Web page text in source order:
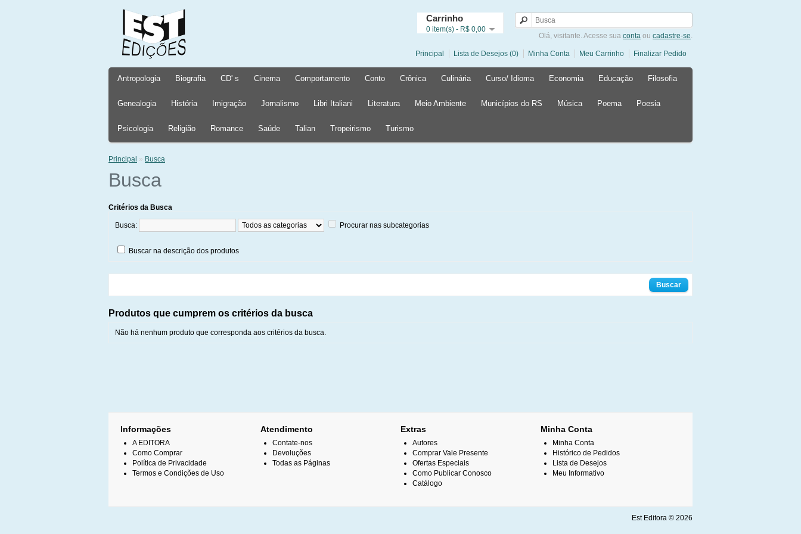
Carrinho
0 item(s) - R$ 0,00
Olá, visitante. Acesse sua conta ou cadastre-se.
Principal Lista de Desejos (0) Minha Conta Meu Carrinho Finalizar Pedido
Antropologia Biografia CD' s Cinema Comportamento Conto Crônica Culinária Curso/ Idioma Economia Educação Filosofia
Genealogia História Imigração Jornalismo Libri Italiani Literatura Meio Ambiente Municípios do RS Música Poema Poesia
Psicologia Religião Romance Saúde Talian Tropeirismo Turismo
Principal » Busca
Busca
Critérios da Busca
Busca: Procurar nas subcategorias
Buscar na descrição dos produtos
Produtos que cumprem os critérios da busca
Não há nenhum produto que corresponda aos critérios da busca.
Informações
A EDITORA
Como Comprar
Política de Privacidade
Termos e Condições de Uso
Atendimento
Contate-nos
Devoluções
Todas as Páginas
Extras
Autores
Comprar Vale Presente
Ofertas Especiais
Como Publicar Conosco
Catálogo
Minha Conta
Minha Conta
Histórico de Pedidos
Lista de Desejos
Meu Informativo
Est Editora © 2026